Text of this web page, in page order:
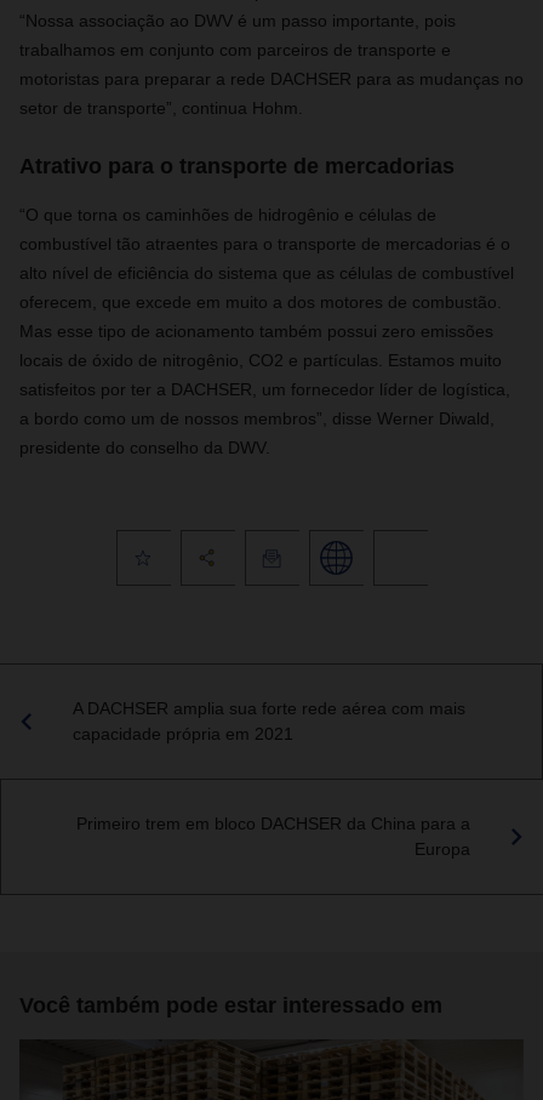
“Nossa associação ao DWV é um passo importante, pois
trabalhamos em conjunto com parceiros de transporte e
motoristas para preparar a rede DACHSER para as mudanças no
setor de transporte”, continua Hohm.
Atrativo para o transporte de mercadorias
“O que torna os caminhões de hidrogênio e células de
combustível tão atraentes para o transporte de mercadorias é o
alto nível de eficiência do sistema que as células de combustível
oferecem, que excede em muito a dos motores de combustão.
Mas esse tipo de acionamento também possui zero emissões
locais de óxido de nitrogênio, CO2 e partículas. Estamos muito
satisfeitos por ter a DACHSER, um fornecedor líder de logística,
a bordo como um de nossos membros”, disse Werner Diwald,
presidente do conselho da DWV.
A DACHSER amplia sua forte rede aérea com mais
capacidade própria em 2021
Primeiro trem em bloco DACHSER da China para a
Europa
Você também pode estar interessado em